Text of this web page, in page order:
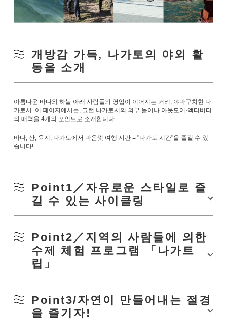
개방감 가득, 나가토의 야외 활
동을 소개
아름다운 바다와 하늘 아래 사람들의 영업이 이어지는 거리, 야마구치현 나
가토시. 이 페이지에서는, 그런 나가토시의 외부 놀이나 아웃도어·액티비티
의 매력을 4개의 포인트로 소개합니다.
바다, 산, 육지, 나가토에서 마음껏 여행 시간 = "나가토 시간"을 즐길 수 있
습니다!
Point1／자유로운 스타일로 즐
길 수 있는 사이클링
Point2／지역의 사람들에 의한
수제 체험 프로그램 「나가트
립」
Point3/자연이 만들어내는 절경
을 즐기자!